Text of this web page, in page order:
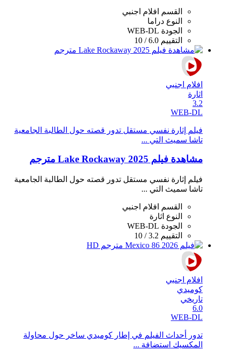
القسم
افلام اجنبي
النوع دراما
الجودة WEB-DL
التقييم 6.0 / 10
افلام اجنبي
اثارة
3.2
WEB-DL
فيلم إثارة نفسي مستقل تدور قصته حول الطالبة الجامعية
تاشا سميث التي ...
مشاهدة فيلم Lake Rockaway 2025 مترجم
فيلم إثارة نفسي مستقل تدور قصته حول الطالبة الجامعية
تاشا سميث التي ...
القسم
افلام اجنبي
النوع اثارة
الجودة WEB-DL
التقييم 3.2 / 10
افلام اجنبي
كوميدي
تاريخي
6.0
WEB-DL
تدور أحداث الفيلم في إطار كوميدي ساخر حول محاولة
المكسيك استضافة ...